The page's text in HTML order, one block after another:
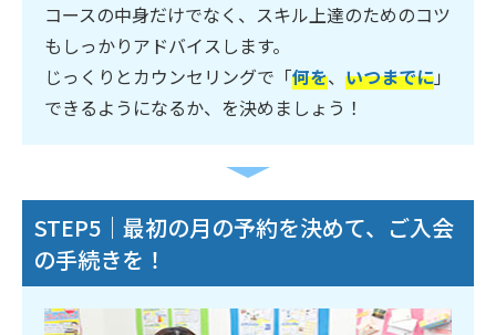
コースの中身だけでなく、スキル上達のためのコツ
もしっかりアドバイスします。
じっくりとカウンセリングで「何を、 いつまでに」
できるようになるか、を決めましょう！
STEP5｜最初の月の予約を決めて、ご入会
の手続きを！